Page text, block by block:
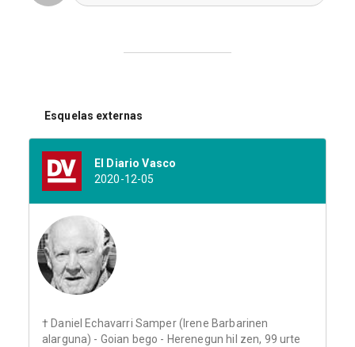
Esquelas externas
El Diario Vasco
2020-12-05
† Daniel Echavarri Samper (Irene Barbarinen
alarguna) - Goian bego - Herenegun hil zen, 99 urte